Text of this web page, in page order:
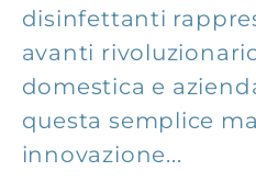
disinfettanti
avanti
domestica e
questa semplice
innovazione...